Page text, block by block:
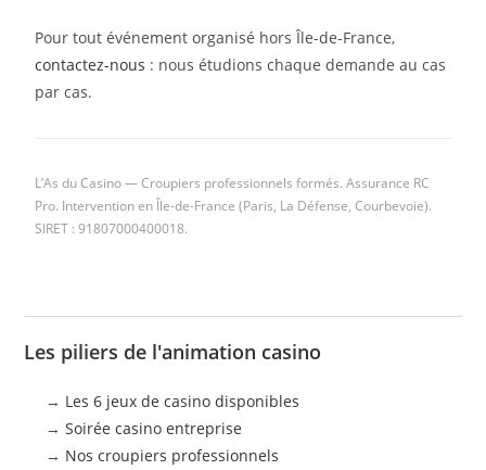
Pour tout événement organisé hors Île-de-France,
contactez-nous : nous étudions chaque demande au cas
par cas.
L’As du Casino — Croupiers professionnels formés. Assurance RC
Pro. Intervention en Île-de-France (Paris, La Défense, Courbevoie).
SIRET : 91807000400018.
Les piliers de l'animation casino
→ Les 6 jeux de casino disponibles
→Soirée casino entreprise
→ Nos croupiers professionnels